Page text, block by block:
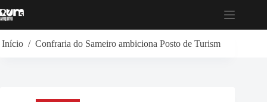
para
Início / Confraria do Sameiro ambiciona Posto de Turismo